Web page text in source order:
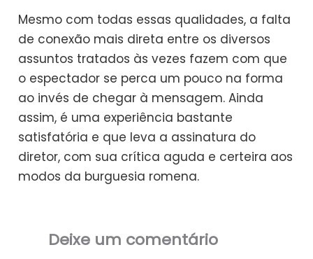
Mesmo com todas essas qualidades, a falta
de conexão mais direta entre os diversos
assuntos tratados às vezes fazem com que
o espectador se perca um pouco na forma
ao invés de chegar à mensagem. Ainda
assim, é uma experiência bastante
satisfatória e que leva a assinatura do
diretor, com sua crítica aguda e certeira aos
modos da burguesia romena.
Deixe um comentário